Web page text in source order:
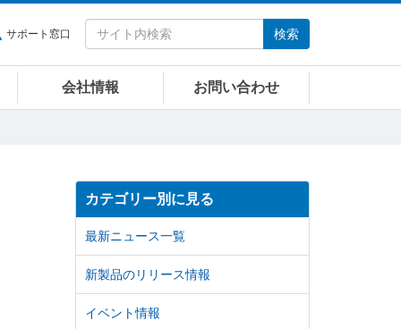
サポート窓口 検索
会社情報 お問い合わせ
カテゴリー別に見る
最新ニュース一覧
新製品のリリース情報
イベント情報